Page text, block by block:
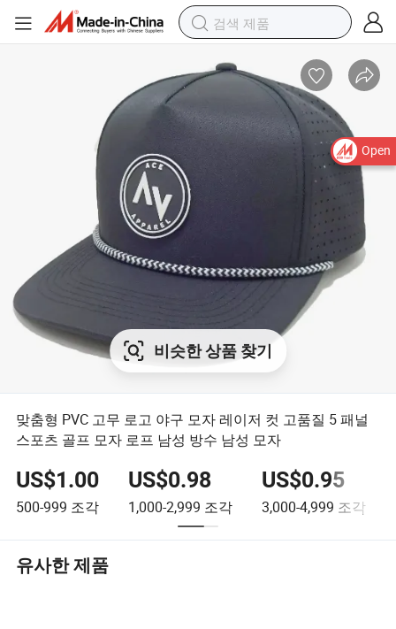
Open
비슷한 상품 찾기
맞춤형 PVC 고무 로고 야구 모자 레이저 컷 고품질 5 패널
스포츠 골프 모자 로프 남성 방수 남성 모자
US$1.00
500-999 조각
US$0.98
1,000-2,999 조각
US$0.95
3,000-4,999 조각
유사한 제품